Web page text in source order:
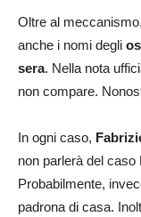
Oltre al
anche i nomi degli
sera. Nella nota
non compare.
In ogni caso,
non parlerà del caso
Probabilmente,
padrona di casa.